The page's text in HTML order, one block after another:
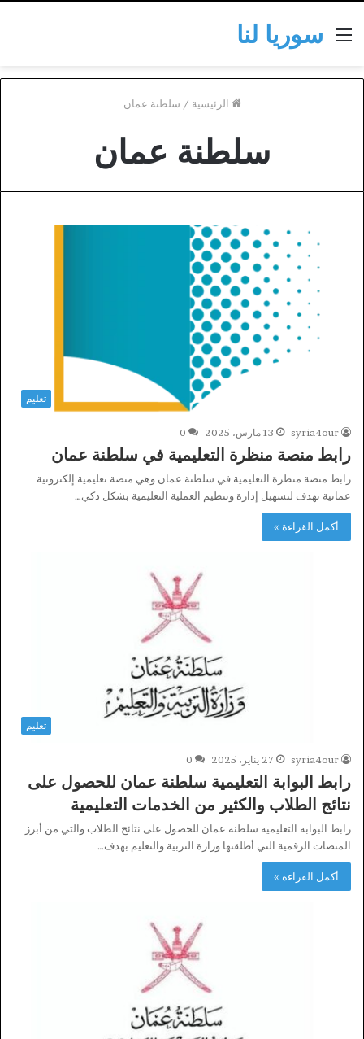
سوريا لناالقائمة
الرئيسية / سلطنة عمان
سلطنة عمان
تعليم
syria4our 13 مارس، 2025 0
رابط منصة منظرة التعليمية في سلطنة عمان
رابط منصة منظرة التعليمية في سلطنة عمان وهي منصة تعليمية إلكترونية
عمانية تهدف لتسهيل إدارة وتنظيم العملية التعليمية بشكل ذكي…
أكمل القراءة »
تعليم
syria4our 27 يناير، 2025 0
رابط البوابة التعليمية سلطنة عمان للحصول على
نتائج الطلاب والكثير من الخدمات التعليمية
رابط البوابة التعليمية سلطنة عمان للحصول على نتائج الطلاب والتي من أبرز
المنصات الرقمية التي أطلقتها وزارة التربية والتعليم بهدف…
أكمل القراءة »